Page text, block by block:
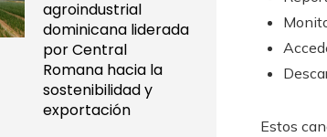
Estos
agroindustrial
dominicana liderada
por Central
Romana hacia la
sostenibilidad y
exportación